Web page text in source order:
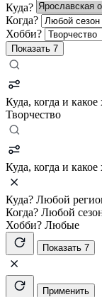
Куда?
Когда?
Хобби?
Показать 7
Куда, когда и какое
Творчество
Куда, когда и какое
Куда? Любой
Когда? Любой
Хобби? Любые
Показать 7
Применить